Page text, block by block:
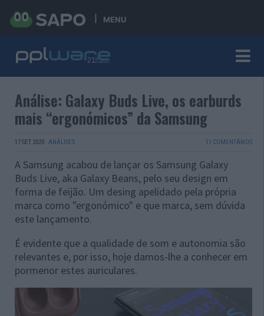
MENU
Análise: Galaxy Buds Live, os earburds
mais “ergonómicos” da Samsung
17 SET 2020 · ANÁLISES 11 COMENTÁRIOS
A Samsung acabou de lançar os Samsung Galaxy
Buds Live, aka Galaxy Beans, pelo seu design em
forma de feijão. Um desing apelidado pela própria
marca como "ergonómico" e que marca, sem dúvida
este lançamento.
É evidente que a qualidade de som e autonomia são
relevantes e, por isso, hoje damos-lhe a conhecer em
pormenor estes auriculares.